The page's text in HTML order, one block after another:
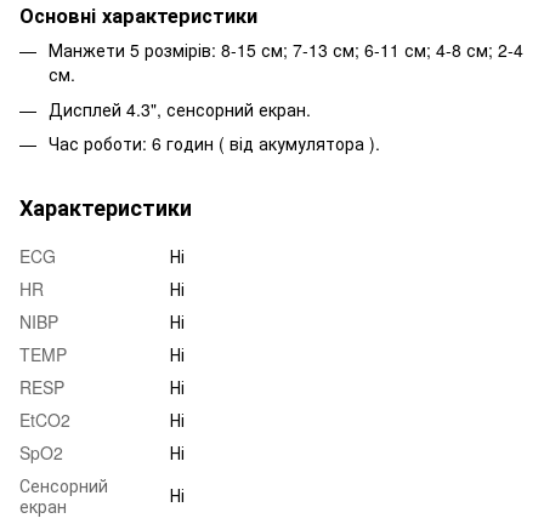
Основні характеристики
Манжети 5 розмірів: 8-15 см; 7-13 см; 6-11 см; 4-8 см; 2-4
см.
Дисплей 4.3", сенсорний екран.
Час роботи: 6 годин ( від акумулятора ).
Характеристики
ECG
Ні
HR
Ні
NIBP
Ні
TEMP
Ні
RESP
Ні
EtCO2
Ні
SpO2
Ні
Сенсорний
екран
Ні